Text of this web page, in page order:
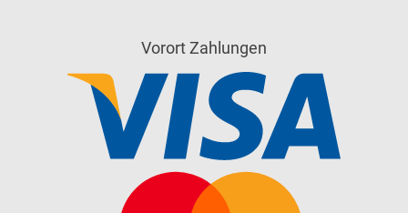
Vorort Zahlungen